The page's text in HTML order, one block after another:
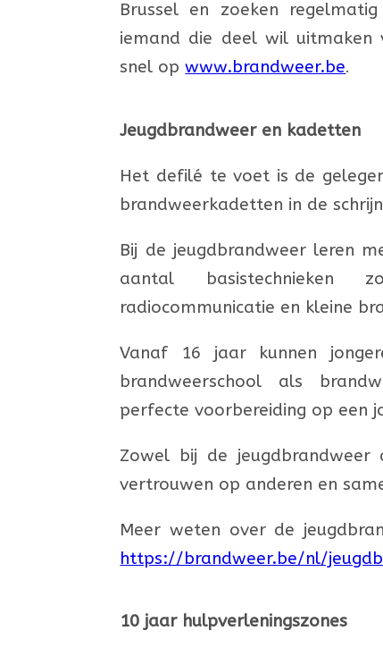
Brussel en zoeken
iemand die deel wil uitmaken
snel opwww.brandweer.be.
Jeugdbrandweer en kadetten
Het defilé te voet is de
brandweerkadetten in de
Bij de jeugdbrandweer leren
aantal basistechnieken
radiocommunicatie en kleine
Vanaf 16 jaar kunnen
brandweerschool als
perfecte voorbereiding op een
Zowel bij de
vertrouwen op anderen en
Meer weten over de
https://brandweer.be/nl/
10 jaar hulpverleningszones